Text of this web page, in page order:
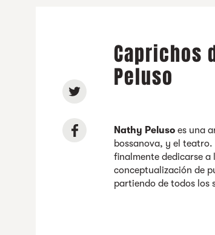
Caprichos
Peluso
Nathy Peluso es una
bossanova, y el
finalmente dedicarse
conceptualización de
partiendo de todos los